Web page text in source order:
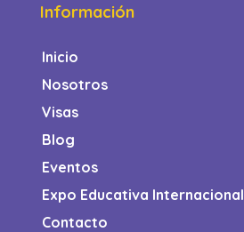
Información
Inicio
Nosotros
Visas
Blog
Eventos
Expo Educativa Internacional
Contacto